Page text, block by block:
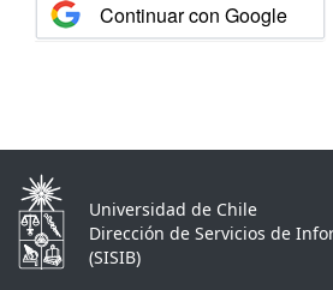
Continuar con Google
Universidad de Chile
Dirección de Servicios de
(SISIB)